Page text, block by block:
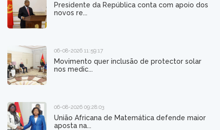
Presidente da República conta com apoio dos
novos re...
06-08-2026 11:59:17
Movimento quer inclusão de protector solar
nos medic...
06-08-2026 09:28:03
União Africana de Matemática defende maior
aposta na...